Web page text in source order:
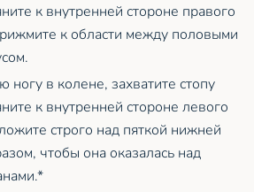
к внутренней стороне правого
к области между половыми
ногу в колене, захватите стопу
к внутренней стороне левого
строго над пяткой нижней
чтобы она оказалась над